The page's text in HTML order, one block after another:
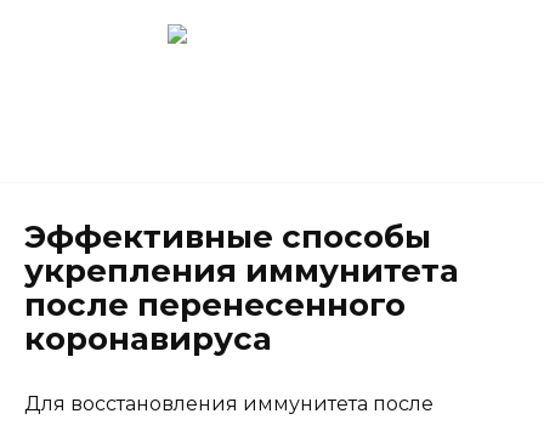
Эффективные способы
укрепления иммунитета
после перенесенного
коронавируса
Для восстановления иммунитета после